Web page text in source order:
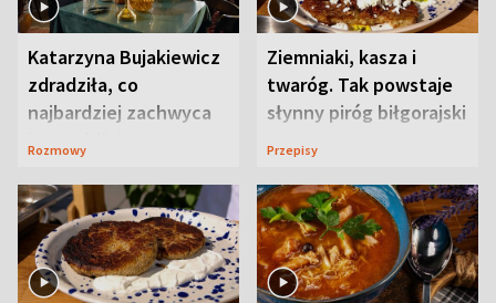
Katarzyna Bujakiewicz
zdradziła, co
najbardziej zachwyca
ją w Lublinie
Rozmowy
Ziemniaki, kasza i
twaróg. Tak powstaje
słynny piróg biłgorajski
Przepisy